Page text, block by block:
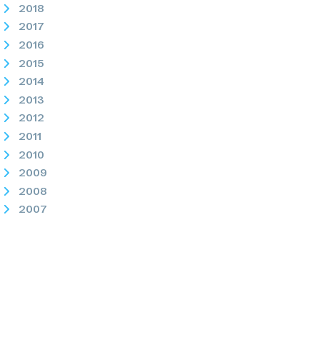
2018
2017
2016
2015
2014
2013
2012
2011
2010
2009
2008
2007